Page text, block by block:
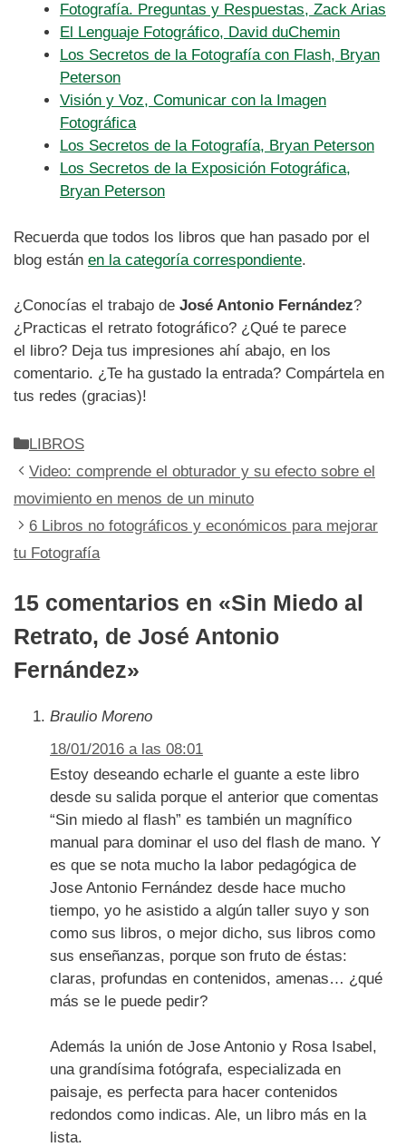
Fotografía. Preguntas y Respuestas, Zack Arias
El Lenguaje Fotográfico, David duChemin
Los Secretos de la Fotografía con Flash, Bryan
Peterson
Visión y Voz, Comunicar con la Imagen
Fotográfica
Los Secretos de la Fotografía, Bryan Peterson
Los Secretos de la Exposición Fotográfica,
Bryan Peterson
Recuerda que todos los libros que han pasado por el
blog están en la categoría correspondiente.
¿Conocías el trabajo de José Antonio Fernández?
¿Practicas el retrato fotográfico? ¿Qué te parece
el libro? Deja tus impresiones ahí abajo, en los
comentario. ¿Te ha gustado la entrada? Compártela en
tus redes (gracias)!
Categorías
LIBROS
Video: comprende el obturador y su efecto sobre el
movimiento en menos de un minuto
6 Libros no fotográficos y económicos para mejorar
tu Fotografía
15 comentarios en «Sin Miedo al
Retrato, de José Antonio
Fernández»
Braulio Moreno
18/01/2016 a las 08:01
Estoy deseando echarle el guante a este libro
desde su salida porque el anterior que comentas
“Sin miedo al flash” es también un magnífico
manual para dominar el uso del flash de mano. Y
es que se nota mucho la labor pedagógica de
Jose Antonio Fernández desde hace mucho
tiempo, yo he asistido a algún taller suyo y son
como sus libros, o mejor dicho, sus libros como
sus enseñanzas, porque son fruto de éstas:
claras, profundas en contenidos, amenas… ¿qué
más se le puede pedir?
Además la unión de Jose Antonio y Rosa Isabel,
una grandísima fotógrafa, especializada en
paisaje, es perfecta para hacer contenidos
redondos como indicas. Ale, un libro más en la
lista.